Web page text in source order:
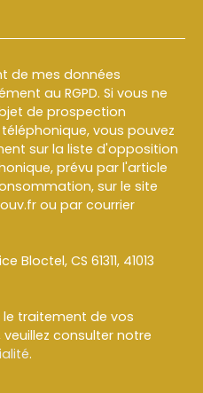
de mes données
au RGPD. Si vous ne
de prospection
vous pouvez
sur la liste d'opposition
prévu par l'article
sur le site
ou par courrier
Bloctel, CS 61311, 41013
le traitement de vos
consulter notre
.